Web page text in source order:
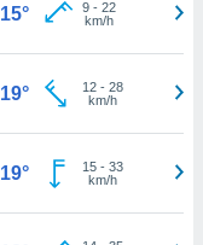
15° 9- 22
km/h
19° 12- 28
km/h
19° 15- 33
km/h